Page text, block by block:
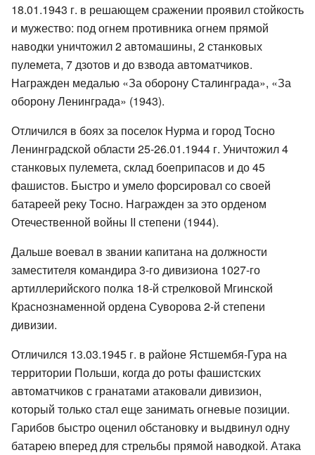
18.01.1943 г. в решающем сражении проявил стойкость
и мужество: под огнем противника огнем прямой
наводки уничтожил 2 автомашины, 2 станковых
пулемета, 7 дзотов и до взвода автоматчиков.
Награжден медалью «За оборону Сталинграда», «За
оборону Ленинграда» (1943).
Отличился в боях за поселок Нурма и город Тосно
Ленинградской области 25-26.01.1944 г. Уничтожил 4
станковых пулемета, склад боеприпасов и до 45
фашистов. Быстро и умело форсировал со своей
батареей реку Тосно. Награжден за это орденом
Отечественной войны II степени (1944).
Дальше воевал в звании капитана на должности
заместителя командира 3-го дивизиона 1027-го
артиллерийского полка 18-й стрелковой Мгинской
Краснознаменной ордена Суворова 2-й степени
дивизии.
Отличился 13.03.1945 г. в районе Ястшембя-Гура на
территории Польши, когда до роты фашистских
автоматчиков с гранатами атаковали дивизион,
который только стал еще занимать огневые позиции.
Гарибов быстро оценил обстановку и выдвинул одну
батарею вперед для стрельбы прямой наводкой. Атака